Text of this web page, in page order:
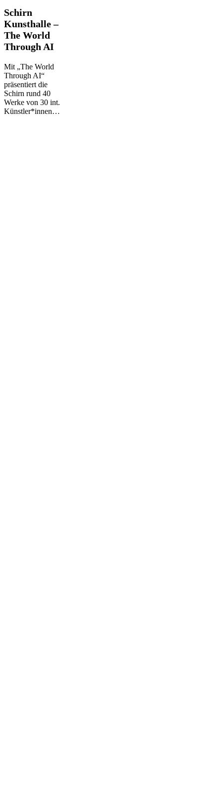
Schirn
Kunsthalle
–
The
World
AI
Schirn
Kunsthalle –
The World
Through AI
Mit „The World
Through AI“
präsentiert die
Schirn rund 40
Werke von 30 int.
Künstler*innen…